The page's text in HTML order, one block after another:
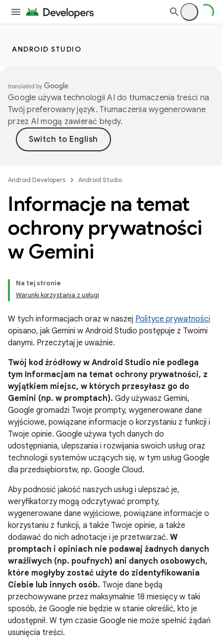
ANDROID STUDIO
Google używa technologii AI do tłumaczenia treści na
Twój preferowany język. Tłumaczenia wygenerowane
przez AI mogą zawierać błędy.
Android Developers Android Studio
Informacje na temat
ochrony prywatności
w Gemini
Na tej stronie
Warunki korzystania z usługi
W tych informacjach oraz w naszej Polityce prywatności
opisano, jak Gemini w Android Studio postępuje z Twoimi
danymi. Przeczytaj je uważnie.
Twój kod źródłowy w Android Studio nie podlega
tym Informacjam na temat ochrony prywatności, z
wyjątkiem miejsc, w których przesyłasz go do
Gemini (np. w promptach). Gdy używasz Gemini,
Google gromadzi Twoje prompty, wygenerowane dane
wyjściowe, powiązane informacje o korzystaniu z funkcji i
Twoje opinie. Google używa tych danych do
udostępniania, ulepszania i rozwijania swoich usług oraz
technologii systemów uczących się, w tym usług Google
dla przedsiębiorstw, np. Google Cloud.
Aby podnosić jakość naszych usług i ulepszać je,
weryfikatorzy mogą odczytywać prompty,
wygenerowane dane wyjściowe, powiązane informacje o
korzystaniu z funkcji, a także Twoje opinie, a także
dodawać do nich adnotacje i je przetwarzać. W
promptach i opiniach nie podawaj żadnych danych
wrażliwych (np. poufnych) ani danych osobowych,
które mogłyby zostać użyte do zidentyfikowania
Ciebie lub innych osób. Twoje dane będą
przechowywane przez maksymalnie 18 miesięcy w taki
sposób, że Google nie będzie w stanie określić, kto je
udostępnił. W tym czasie Google nie może spełnić żądań
usunięcia treści.